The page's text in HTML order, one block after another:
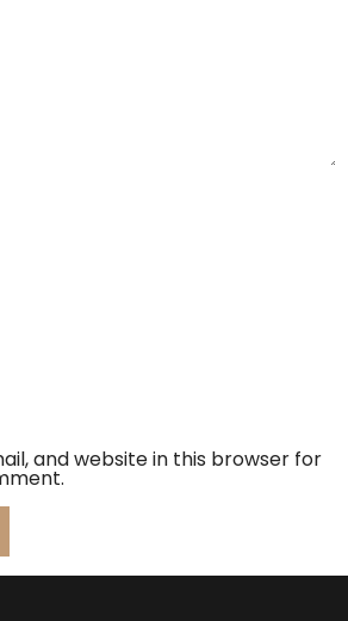
and website in this browser for